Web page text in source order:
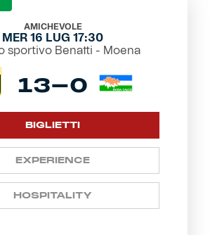
x Genoa
AMICHEVOLE
MER 16 LUG 17:30
sportivo Benatti - Moena
13-0
BIGLIETTI
EXPERIENCE
HOSPITALITY